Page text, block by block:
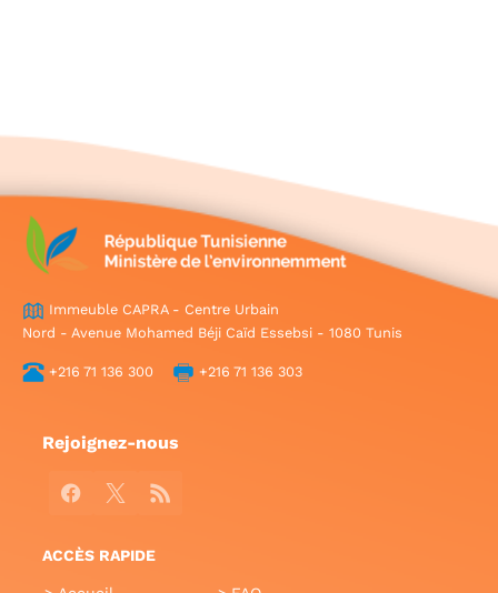
Immeuble CAPRA - Centre Urbain
Nord - Avenue Mohamed Béji Caïd Essebsi - 1080 Tunis
+216 71 136 300 +216 71 136 303
Rejoignez-nous
Facebook
X RSS
ACCÈS RAPIDE